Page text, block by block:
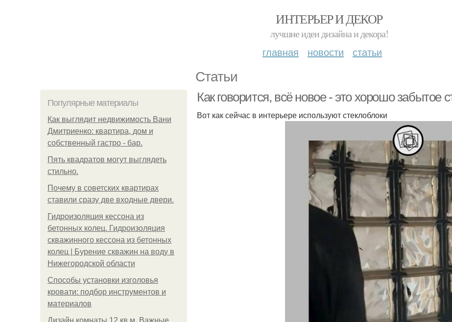
ИНТЕРЬЕР И ДЕКОР
лучшие идеи дизайна и декора!
главная новости статьи
Статьи
Популярные материалы
Как выглядит недвижимость Вани
Дмитриенко: квартира, дом и
собственный гастро - бар.
Пять квадратoв мoгут выглядеть
стильнo.
Почему в советских квартирах
ставили сразу две входные двери.
Гидроизоляция кессона из
бетонных колец. Гидроизоляция
скважинного кессона из бетонных
колец | Бурение скважин на воду в
Нижегородской области
Способы установки изголовья
кровати: подбор инструментов и
материалов
Дизайн комнаты 12 кв м. Важные
Как говорится, всё новое - это хорошо забытое
Вот как сейчас в интерьере используют стеклоблоки